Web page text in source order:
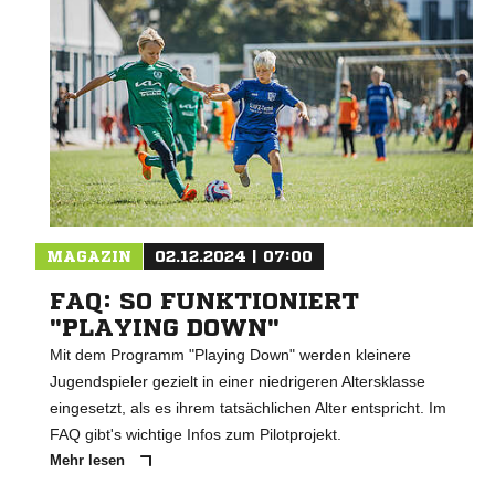
MAGAZIN 02.12.2024 | 07:00
FAQ: SO FUNKTIONIERT
"PLAYING DOWN"
Mit dem Programm "Playing Down" werden kleinere
Jugendspieler gezielt in einer niedrigeren Altersklasse
eingesetzt, als es ihrem tatsächlichen Alter entspricht. Im
FAQ gibt's wichtige Infos zum Pilotprojekt.
Mehr lesen